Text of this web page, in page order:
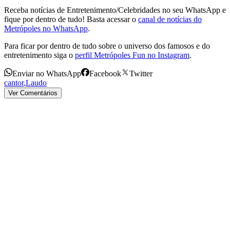
Receba notícias de Entretenimento/Celebridades no seu WhatsApp e
fique por dentro de tudo! Basta acessar o canal de notícias do
Metrópoles no WhatsApp.
Para ficar por dentro de tudo sobre o universo dos famosos e do
entretenimento siga o perfil Metrópoles Fun no Instagram.
Enviar no WhatsApp Facebook
Twitter
cantor,Laudo
Ver Comentários